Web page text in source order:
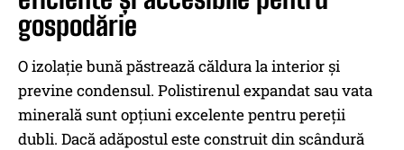
gospodărie
O izolație bună păstrează căldura la interior și
previne condensul. Polistirenul expandat sau vata
minerală sunt opțiuni excelente pentru pereții
dubli. Dacă adăpostul este construit din scândură